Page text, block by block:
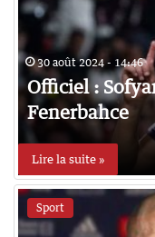
30 août 2024 - 14:46
Officiel :
Fenerbahce
Lire la suite »
Sport